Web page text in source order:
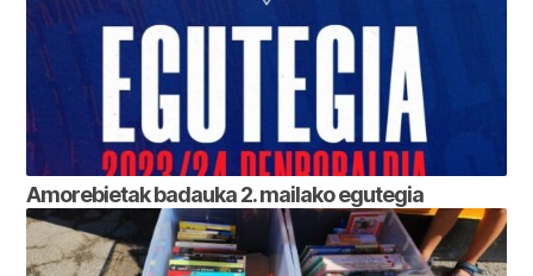
Amorebietak badauka 2. mailako egutegia